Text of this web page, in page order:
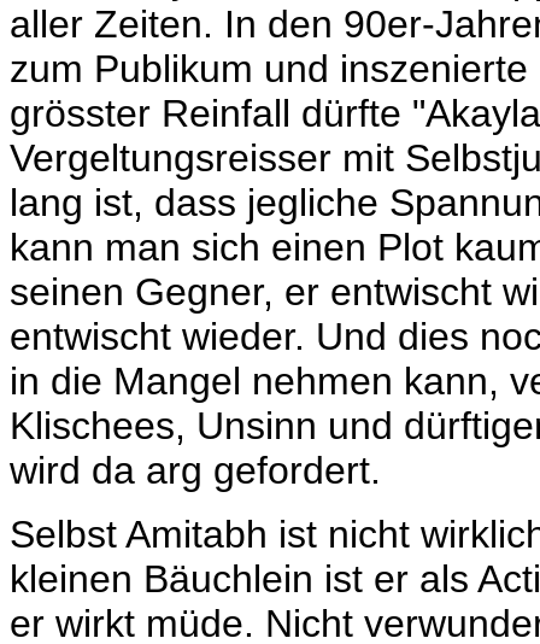
aller Zeiten. In den 90er-
zum Publikum und
grösster Reinfall dürfte
Vergeltungsreisser mit
lang ist, dass jegliche
kann man sich einen Plot
seinen Gegner, er entwischt
entwischt wieder. Und dies
in die Mangel nehmen kann,
Klischees, Unsinn und
wird da arg gefordert.
Selbst Amitabh ist nicht
kleinen Bäuchlein ist er als
er wirkt müde. Nicht